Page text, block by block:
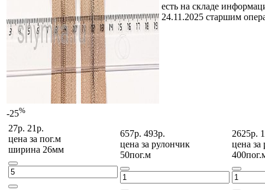
-25%
есть на складе
24.11.2025 старшим
27р. 21р.
цена за пог.м
ширина 26мм
657р. 493р.
цена за рулончик
50пог.м
2625р.
цена за